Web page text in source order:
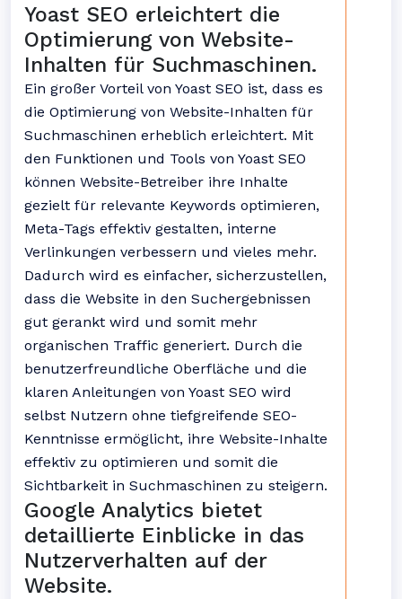
Yoast SEO erleichtert die
Optimierung von Website-
Inhalten für Suchmaschinen.
Ein großer Vorteil von Yoast SEO ist, dass es
die Optimierung von Website-Inhalten für
Suchmaschinen erheblich erleichtert. Mit
den Funktionen und Tools von Yoast SEO
können Website-Betreiber ihre Inhalte
gezielt für relevante Keywords optimieren,
Meta-Tags effektiv gestalten, interne
Verlinkungen verbessern und vieles mehr.
Dadurch wird es einfacher, sicherzustellen,
dass die Website in den Suchergebnissen
gut gerankt wird und somit mehr
organischen Traffic generiert. Durch die
benutzerfreundliche Oberfläche und die
klaren Anleitungen von Yoast SEO wird
selbst Nutzern ohne tiefgreifende SEO-
Kenntnisse ermöglicht, ihre Website-Inhalte
effektiv zu optimieren und somit die
Sichtbarkeit in Suchmaschinen zu steigern.
Google Analytics bietet
detaillierte Einblicke in das
Nutzerverhalten auf der
Website.